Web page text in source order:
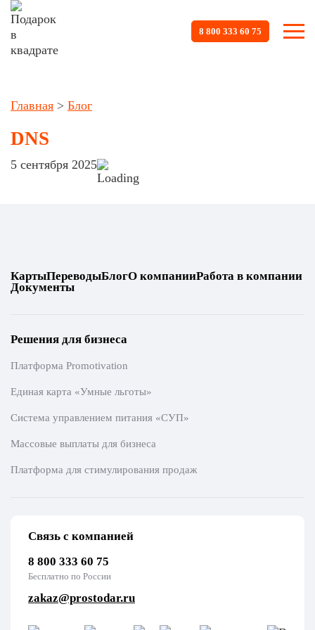
8 800 333 60 75
Главная > Блог
DNS
5 сентября 2025
КартыПереводыБлогО компанииРабота в компании
Документы
Решения для бизнеса
Платформа Promotivation
Единая карта «Умные льготы»
Система управлением питания «СУП»
Массовые выплаты для бизнеса
Платформа для стимулирования продаж
Связь с компанией
8 800 333 60 75
Бесплатно по России
zakaz@prostodar.ru